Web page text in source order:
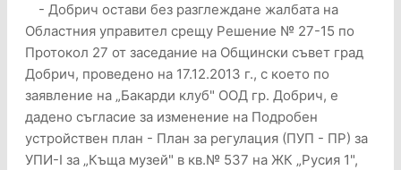
- Добрич остави без разглеждане жалбата на
Областния управител срещу Решение № 27-15 по
Протокол 27 от заседание на Общински съвет град
Добрич, проведено на 17.12.2013 г., с което по
заявление на „Бакарди клуб" ООД гр. Добрич, е
дадено съгласие за изменение на Подробен
устройствен план - План за регулация (ПУП - ПР) за
УПИ-I за „Къща музей" в кв.№ 537 на ЖК „Русия 1",